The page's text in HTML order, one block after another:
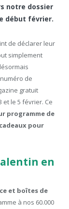
notre dossier
début février.
de déclarer leur
simplement
de
gratuit
le 5 février. Ce
programme de
pour
en
et boîtes de
à nos 60.000